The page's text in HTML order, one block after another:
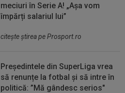
meciuri în Serie A! „Așa vom
împărți salariul lui”
citeşte ştirea pe Prosport.ro
Președintele din SuperLiga vrea
să renunțe la fotbal și să intre în
politică: ”Mă gândesc serios"